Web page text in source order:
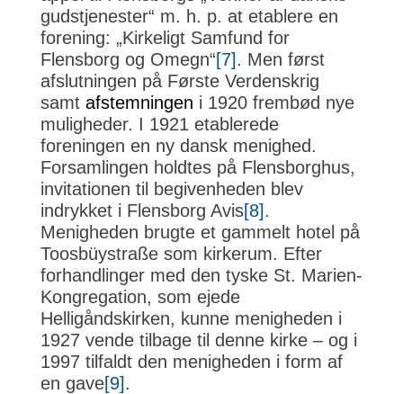
gudstjenester“ m. h. p. at etablere en
forening: „Kirkeligt Samfund for
Flensborg og Omegn“[7]. Men først
afslutningen på Første Verdenskrig
samt afstemningen i 1920 frembød nye
muligheder. I 1921 etablerede
foreningen en ny dansk menighed.
Forsamlingen holdtes på Flensborghus,
invitationen til begivenheden blev
indrykket i Flensborg Avis[8].
Menigheden brugte et gammelt hotel på
Toosbüystraße som kirkerum. Efter
forhandlinger med den tyske St. Marien-
Kongregation, som ejede
Helligåndskirken, kunne menigheden i
1927 vende tilbage til denne kirke – og i
1997 tilfaldt den menigheden i form af
en gave[9].